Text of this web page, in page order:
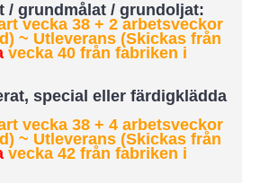
/ grundmålat / grundoljat:
vecka 38 + 2 arbetsveckor
~ Utleverans (Skickas från
vecka 40 från fabriken i
special eller färdigklädda
vecka 38 + 4 arbetsveckor
~ Utleverans (Skickas från
vecka 42 från fabriken i